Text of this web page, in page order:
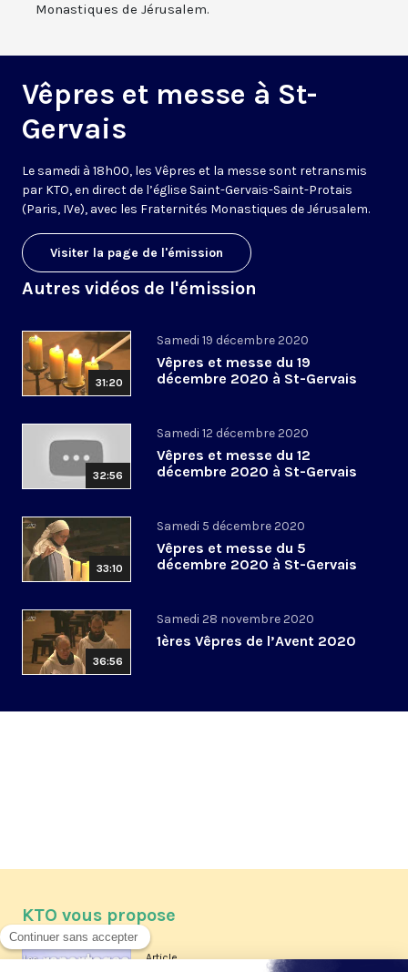
Monastiques de Jérusalem.
Vêpres et messe à St-
Gervais
Le samedi à 18h00, les Vêpres et la messe sont retransmis
par KTO, en direct de l’église Saint-Gervais-Saint-Protais
(Paris, IVe), avec les Fraternités Monastiques de Jérusalem.
Visiter la page de l'émission
Autres vidéos de l'émission
31:20
Samedi 19 décembre 2020
Vêpres et messe du 19
décembre 2020 à St-Gervais
32:56
Samedi 12 décembre 2020
Vêpres et messe du 12
décembre 2020 à St-Gervais
33:10
Samedi 5 décembre 2020
Vêpres et messe du 5
décembre 2020 à St-Gervais
36:56
Samedi 28 novembre 2020
1ères Vêpres de l’Avent 2020
KTO vous propose
Article